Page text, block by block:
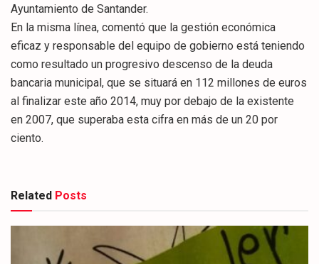
Ayuntamiento de Santander.
En la misma línea, comentó que la gestión económica
eficaz y responsable del equipo de gobierno está teniendo
como resultado un progresivo descenso de la deuda
bancaria municipal, que se situará en 112 millones de euros
al finalizar este año 2014, muy por debajo de la existente
en 2007, que superaba esta cifra en más de un 20 por
ciento.
Related Posts